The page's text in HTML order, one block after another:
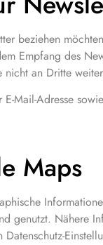
beziehen
Empfang des
nicht an Dritte
Mail-Adresse
Maps
genutzt. Nähere